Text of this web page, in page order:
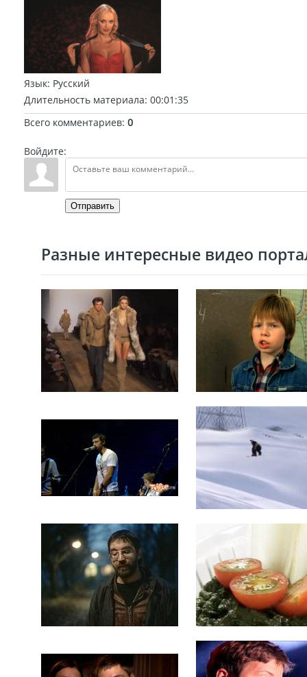
Язык: Русский
Длительность материала: 00:01:35
Всего комментариев: 0
Войдите:
Отправить
Разные интересные видео